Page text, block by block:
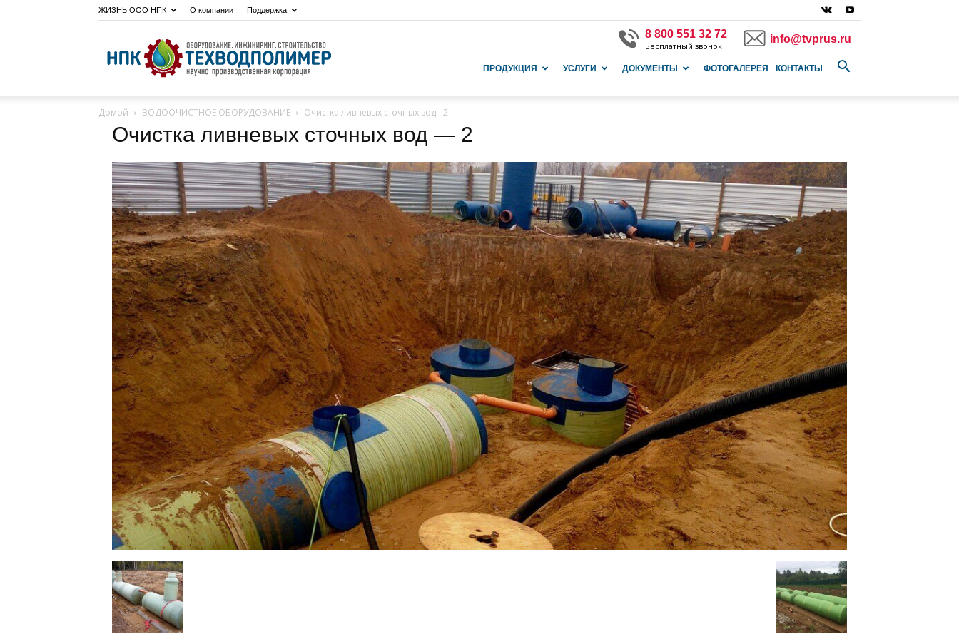
ЖИЗНЬ ООО НПК О компании Поддержка
8 800 551 32 72
Бесплатный звонок
info@tvprus.ru
и
производство
в
России
ПРОДУКЦИЯ УСЛУГИ ДОКУМЕНТЫ ФОТОГАЛЕРЕЯ КОНТАКТЫ
Домой ВОДООЧИСТНОЕ ОБОРУДОВАНИЕ Очистка ливневых сточных вод - 2
Очистка ливневых сточных вод — 2